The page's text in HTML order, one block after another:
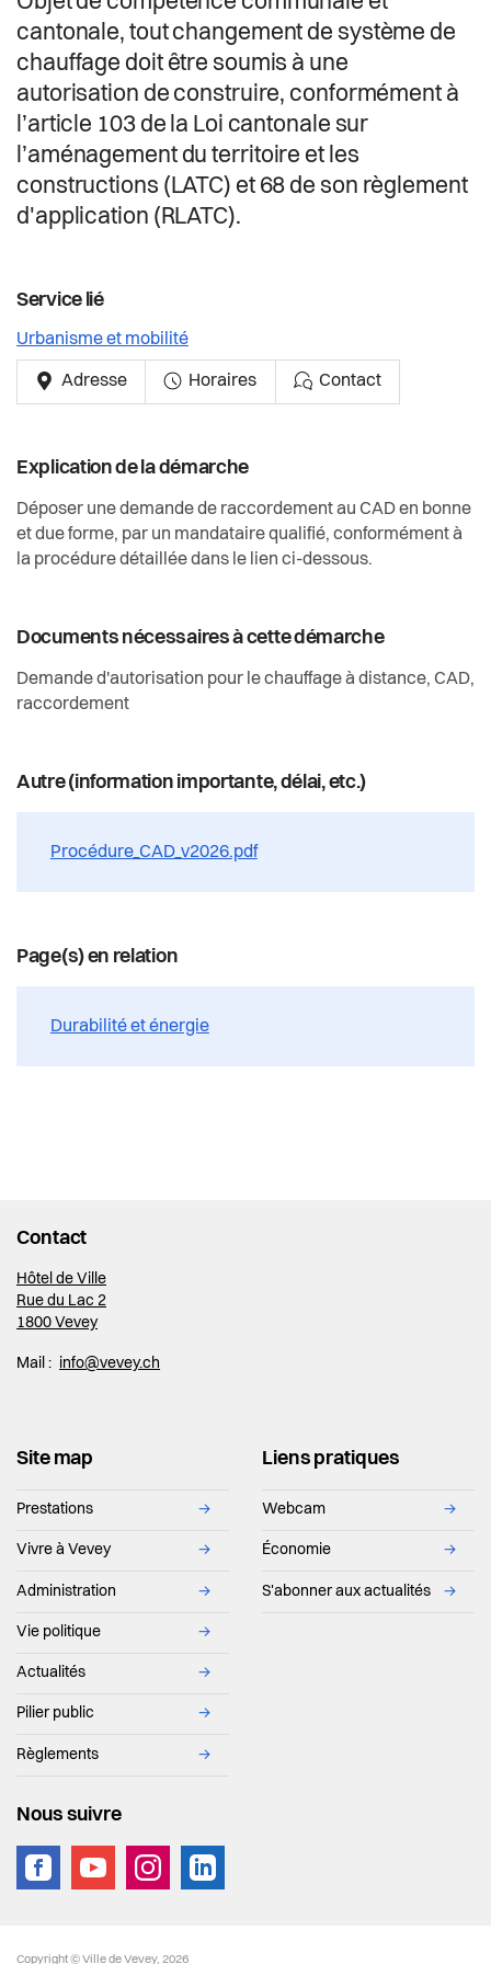
Actualités
Pilier public
Règlements
cantonale, tout changement de système de
chauffage doit être soumis à une
autorisation de construire, conformément à
l’article 103 de la Loi cantonale sur
l’aménagement du territoire et les
constructions (LATC) et 68 de son règlement
d'application (RLATC).
Service lié
Urbanisme et mobilité
Adresse Horaires Contact
Explication de la démarche
Déposer une demande de raccordement au CAD en bonne
et due forme, par un mandataire qualifié, conformément à
la procédure détaillée dans le lien ci-dessous.
Documents nécessaires à cette démarche
Demande d'autorisation pour le chauffage à distance, CAD,
raccordement
Autre (information importante, délai, etc.)
Procédure_CAD_v2026.pdf
Page(s) en relation
Durabilité et énergie
Contact
Hôtel de Ville
Rue du Lac 2
1800 Vevey
Mail : info@vevey.ch
Site map
Prestations →
Vivre à Vevey →
Administration →
Vie politique →
Actualités →
Pilier public →
Règlements →
Liens pratiques
Webcam →
Économie →
S'abonner aux actualités →
Nous suivre
Copyright © Ville de Vevey, 2026